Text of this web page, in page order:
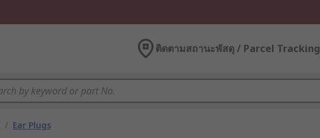
ติดตามสถานะพัสดุ / Parcel Tracking
/ Ear Plugs